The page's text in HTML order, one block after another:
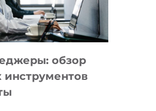
обзор
инструментов